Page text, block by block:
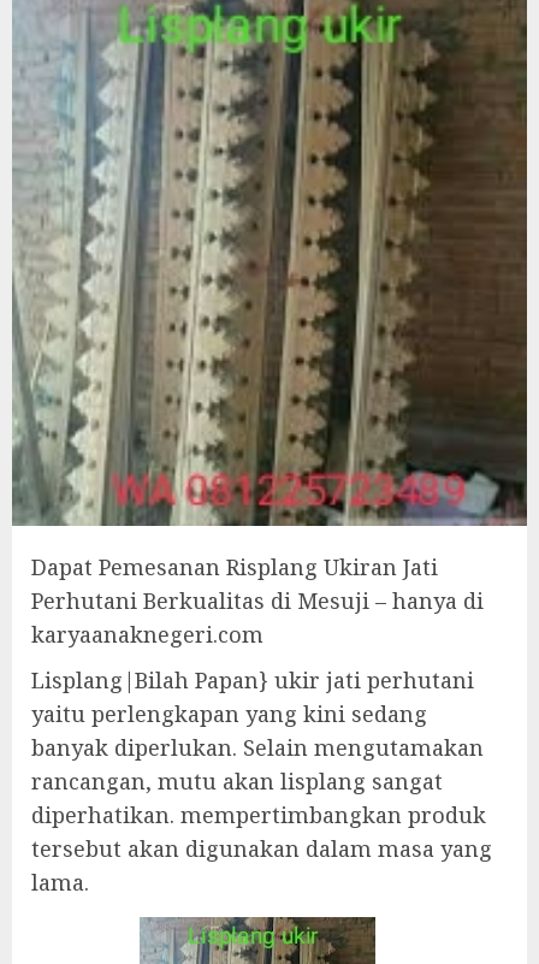
Dapat Pemesanan Risplang Ukiran Jati
Perhutani Berkualitas di Mesuji – hanya di
karyaanaknegeri.com
Lisplang|Bilah Papan} ukir jati perhutani
yaitu perlengkapan yang kini sedang
banyak diperlukan. Selain mengutamakan
rancangan, mutu akan lisplang sangat
diperhatikan. mempertimbangkan produk
tersebut akan digunakan dalam masa yang
lama.